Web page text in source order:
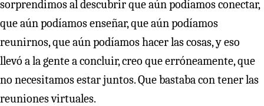
sorprendimos al descubrir que aún podíamos conectar,
que aún podíamos enseñar, que aún podíamos
reunirnos, que aún podíamos hacer las cosas, y eso
llevó a la gente a concluir, creo que erróneamente, que
no necesitamos estar juntos. Que bastaba con tener las
reuniones virtuales.